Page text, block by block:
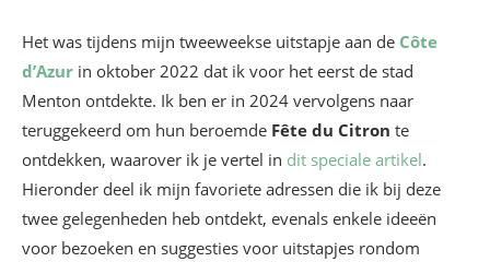
Het was tijdens mijn tweeweekse uitstapje aan de Côte
d’Azur in oktober 2022 dat ik voor het eerst de stad
Menton ontdekte. Ik ben er in 2024 vervolgens naar
teruggekeerd om hun beroemde Fête du Citron te
ontdekken, waarover ik je vertel in dit speciale artikel.
Hieronder deel ik mijn favoriete adressen die ik bij deze
twee gelegenheden heb ontdekt, evenals enkele ideeën
voor bezoeken en suggesties voor uitstapjes rondom